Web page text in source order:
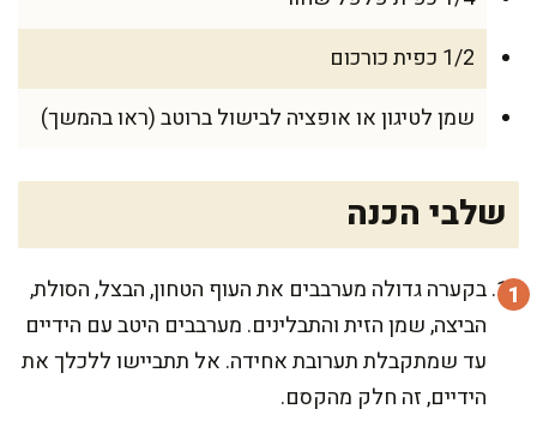
1/2 כפית כורכום
שמן לטיגון או אופציה לבישול ברוטב (ראו בהמשך)
שלבי הכנה
בקערה גדולה מערבבים את העוף הטחון, הבצל, הסולת,
הביצה, שמן הזית והתבלינים. מערבבים היטב עם הידיים
עד שמתקבלת תערובת אחידה. אל תתביישו ללכלך את
הידיים, זה חלק מהקסם.